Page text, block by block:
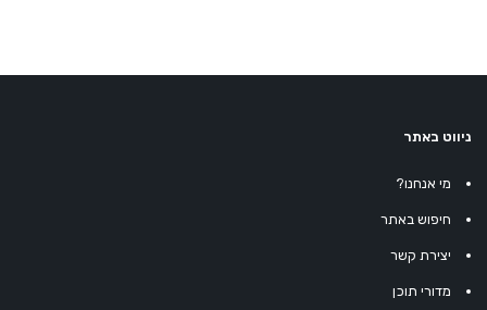
ניווט באתר
מי אנחנו?
חיפוש באתר
יצירת קשר
מדורי תוכן